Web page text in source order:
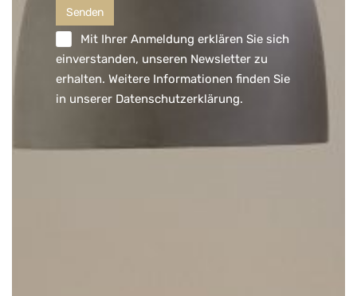
Mit Ihrer Anmeldung erklären Sie sich
einverstanden, unseren Newsletter zu
erhalten. Weitere Informationen finden Sie
in unserer Datenschutzerklärung.